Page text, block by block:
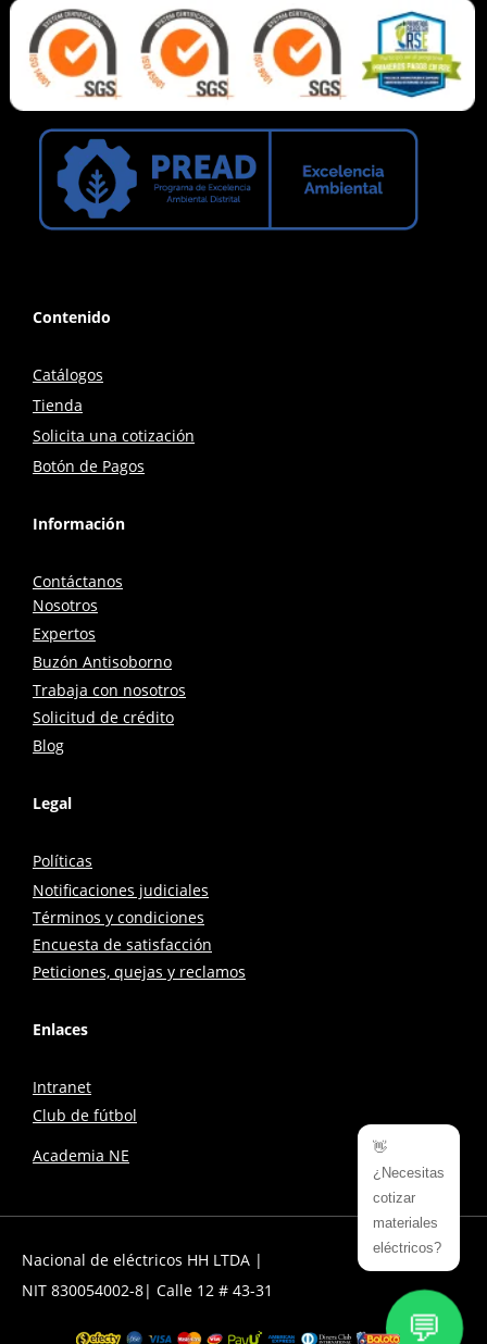
Contenido
Catálogos
Tienda
Solicita una cotización
Botón de Pagos
Información
Contáctanos
Nosotros
Expertos
Buzón Antisoborno
Trabaja con nosotros
Solicitud de crédito
Blog
Legal
Políticas
Notificaciones judiciales
Términos y condiciones
Encuesta de satisfacción
Peticiones, quejas y reclamos
Enlaces
Intranet
Club de fútbol
Academia NE
👋
¿Necesitas
cotizar
materiales
eléctricos?
💬
Nacional de eléctricos HH LTDA |
NIT 830054002-8| Calle 12 # 43-31